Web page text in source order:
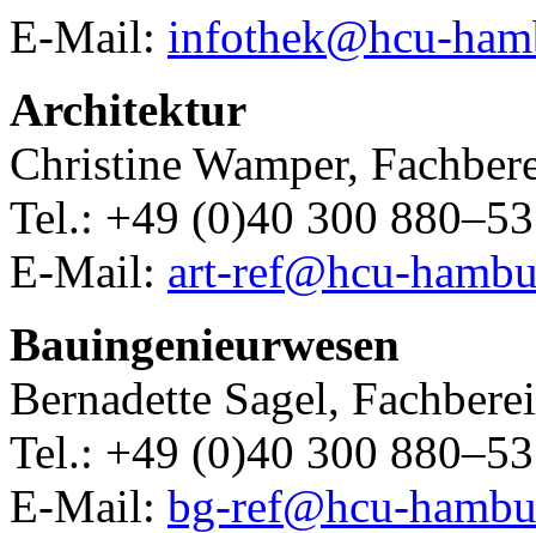
E-Mail: infothek@hcu-
Architektur
Christine Wamper,
Tel.: +49 (0)40 300
E-Mail: art-ref@hcu-
Bauingenieurwesen
Bernadette Sagel,
Tel.: +49 (0)40 300
E-Mail: bg-ref@hcu-